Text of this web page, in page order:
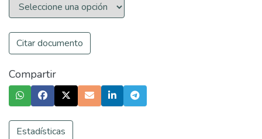
Citar documento
Compartir
Estadísticas